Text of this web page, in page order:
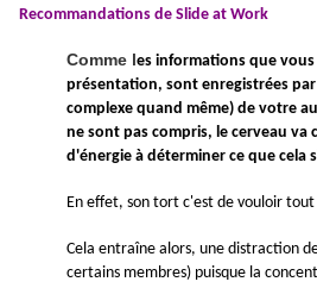
Recommandations de Slide at Work
Comme les informations que
présentation, sont enregistrées
complexe quand même) de votre
ne sont pas compris, le cerveau va
d'énergie à déterminer ce que cela
En effet, son tort c'est de vouloir
Cela entraîne alors, une distraction
certains membres) puisque la